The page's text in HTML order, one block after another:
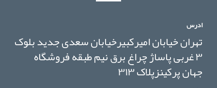
ادرس
تهران خیابان امیرکبیرخیابان سعدی جدید بلوک
۳ غربی پاساژ چراغ برق نیم طبقه فروشگاه
جهان پرکینزپلاک ۳۱۳